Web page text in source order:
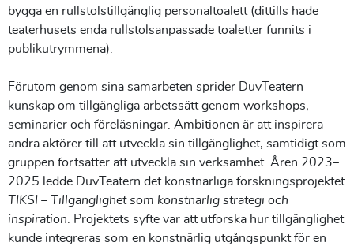
bygga en rullstolstillgänglig personaltoalett (dittills hade
teaterhusets enda rullstolsanpassade toaletter funnits i
publikutrymmena).
Förutom genom sina samarbeten sprider DuvTeatern
kunskap om tillgängliga arbetssätt genom workshops,
seminarier och föreläsningar. Ambitionen är att inspirera
andra aktörer till att utveckla sin tillgänglighet, samtidigt som
gruppen fortsätter att utveckla sin verksamhet. Åren 2023–
2025 ledde DuvTeatern det konstnärliga forskningsprojektet
TIKSI – Tillgänglighet som konstnärlig strategi och
inspiration. Projektets syfte var att utforska hur tillgänglighet
kunde integreras som en konstnärlig utgångspunkt för en